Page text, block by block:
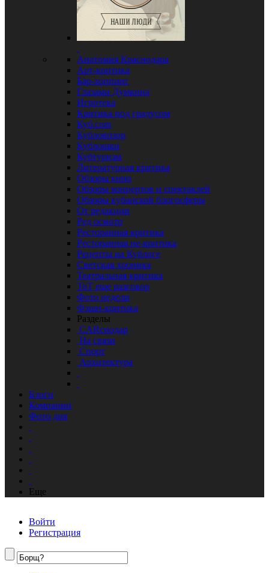
Анатомия Краснодара
Арт-критика
Бар-хоппинг
Глазами Думкина
Игротека
Критика под градусом
Куб.com
Кубловизор
Кублошки
Кубтуризм
Литературная критика
Обзоры кино
Обзоры концертов и спектаклей
Обзоры кубанской блогосферы
От редакции
Ред осмотр
Ресторанная критика
Ресторанная не-критика
Рецепты на Кублоге
Светская хроника
Театральная критика
ТоТ еще разговор
Фото недели
Фэшн-критика
Разделы
CARснодар
На связи
Спорт
Архитектура
Блоги
Компании
Фото дня
Еще
Войти
Регистрация